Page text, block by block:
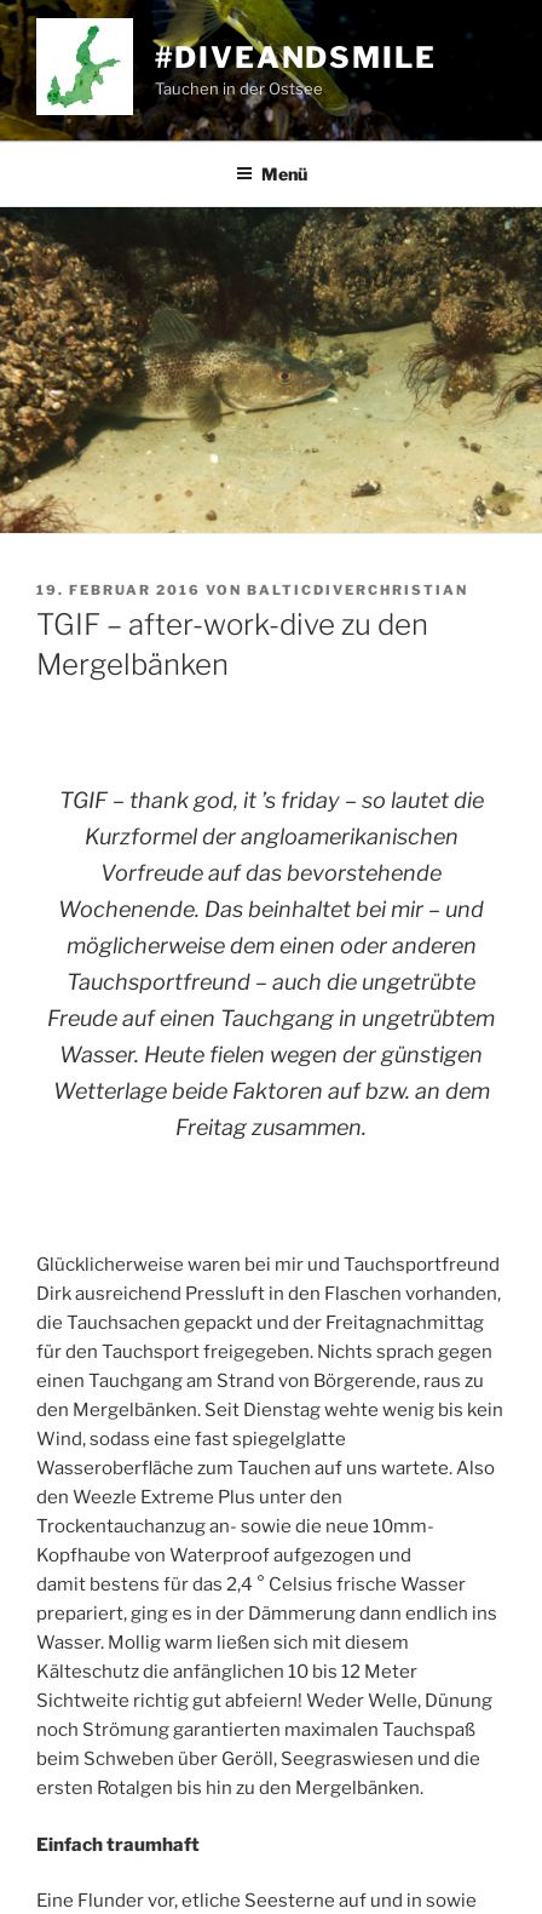
Zum
Inhalt
springen
#DIVEANDSMILE
Tauchen in der Ostsee
Menü
VERÖFFENTLICHT
AM
19. FEBRUAR 2016 VON BALTICDIVERCHRISTIAN
TGIF – after-work-dive zu den
Mergelbänken
TGIF – thank god, it ’s friday – so lautet die
Kurzformel der angloamerikanischen
Vorfreude auf das bevorstehende
Wochenende. Das beinhaltet bei mir – und
möglicherweise dem einen oder anderen
Tauchsportfreund – auch die ungetrübte
Freude auf einen Tauchgang in ungetrübtem
Wasser. Heute fielen wegen der günstigen
Wetterlage beide Faktoren auf bzw. an dem
Freitag zusammen.
Glücklicherweise waren bei mir und Tauchsportfreund
Dirk ausreichend Pressluft in den Flaschen vorhanden,
die Tauchsachen gepackt und der Freitagnachmittag
für den Tauchsport freigegeben. Nichts sprach gegen
einen Tauchgang am Strand von Börgerende, raus zu
den Mergelbänken. Seit Dienstag wehte wenig bis kein
Wind, sodass eine fast spiegelglatte
Wasseroberfläche zum Tauchen auf uns wartete. Also
den Weezle Extreme Plus unter den
Trockentauchanzug an- sowie die neue 10mm-
Kopfhaube von Waterproof aufgezogen und
damit bestens für das 2,4 ° Celsius frische Wasser
prepariert, ging es in der Dämmerung dann endlich ins
Wasser. Mollig warm ließen sich mit diesem
Kälteschutz die anfänglichen 10 bis 12 Meter
Sichtweite richtig gut abfeiern! Weder Welle, Dünung
noch Strömung garantierten maximalen Tauchspaß
beim Schweben über Geröll, Seegraswiesen und die
ersten Rotalgen bis hin zu den Mergelbänken.
Einfach traumhaft
Eine Flunder vor, etliche Seesterne auf und in sowie